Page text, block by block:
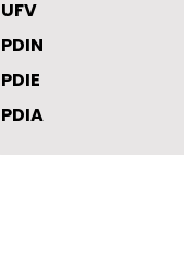
UFV
PDIN
PDIE
PDIA